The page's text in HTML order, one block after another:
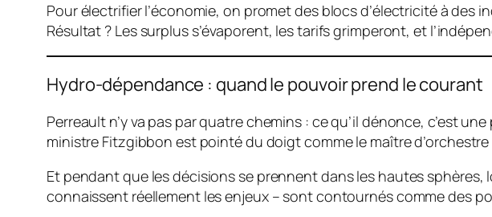
Pour électrifier l’économie, on promet des blocs d’électricité à
Résultat ? Les surplus s’évaporent, les tarifs grimperont, et
Hydro-dépendance : quand le pouvoir prend le courant
Perreault n’y va pas par quatre chemins : ce qu’il dénonce, c’est
ministre Fitzgibbon est pointé du doigt comme le maître
Et pendant que les décisions se prennent dans les hautes
connaissent réellement les enjeux – sont contournés comme des